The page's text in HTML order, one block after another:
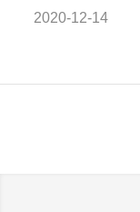
2020-12-14